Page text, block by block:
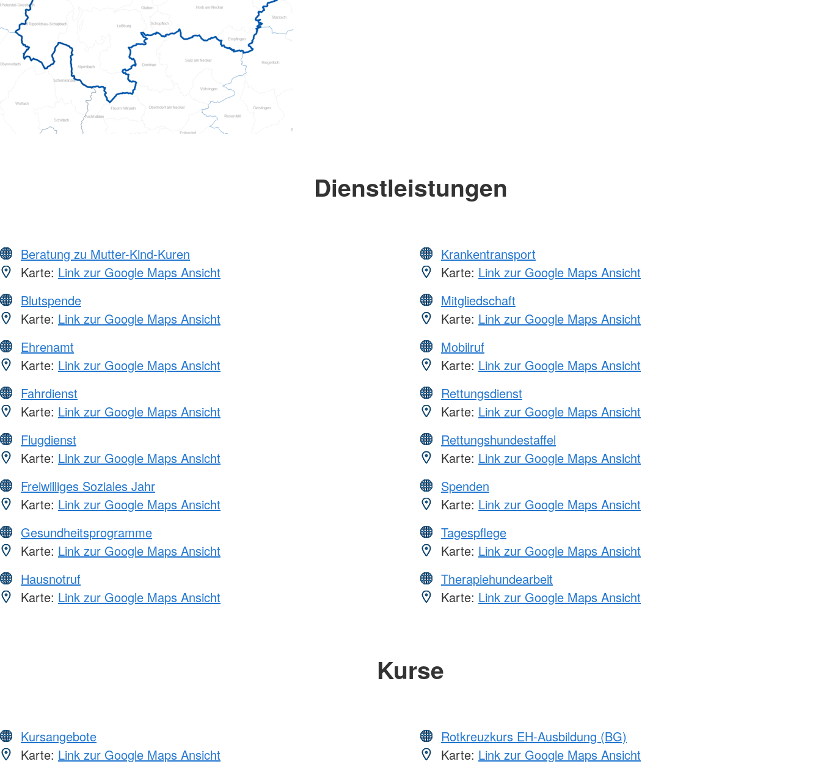
Dienstleistungen
Beratung zu Mutter-Kind-Kuren
Karte: Link zur Google Maps Ansicht
Blutspende
Karte: Link zur Google Maps Ansicht
Ehrenamt
Karte: Link zur Google Maps Ansicht
Fahrdienst
Karte: Link zur Google Maps Ansicht
Flugdienst
Karte: Link zur Google Maps Ansicht
Freiwilliges Soziales Jahr
Karte: Link zur Google Maps Ansicht
Gesundheitsprogramme
Karte: Link zur Google Maps Ansicht
Hausnotruf
Karte: Link zur Google Maps Ansicht
Krankentransport
Karte: Link zur Google Maps Ansicht
Mitgliedschaft
Karte: Link zur Google Maps Ansicht
Mobilruf
Karte: Link zur Google Maps Ansicht
Rettungsdienst
Karte: Link zur Google Maps Ansicht
Rettungshundestaffel
Karte: Link zur Google Maps Ansicht
Spenden
Karte: Link zur Google Maps Ansicht
Tagespflege
Karte: Link zur Google Maps Ansicht
Therapiehundearbeit
Karte: Link zur Google Maps Ansicht
Kurse
Kursangebote
Karte: Link zur Google Maps Ansicht
Rotkreuzkurs EH-Ausbildung (BG)
Karte: Link zur Google Maps Ansicht